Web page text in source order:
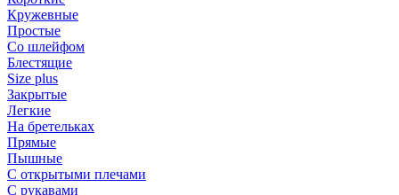
Кружевные
Простые
Со шлейфом
Блестящие
Size plus
Закрытые
Легкие
На бретельках
Прямые
Пышные
С открытыми плечами
С рукавами